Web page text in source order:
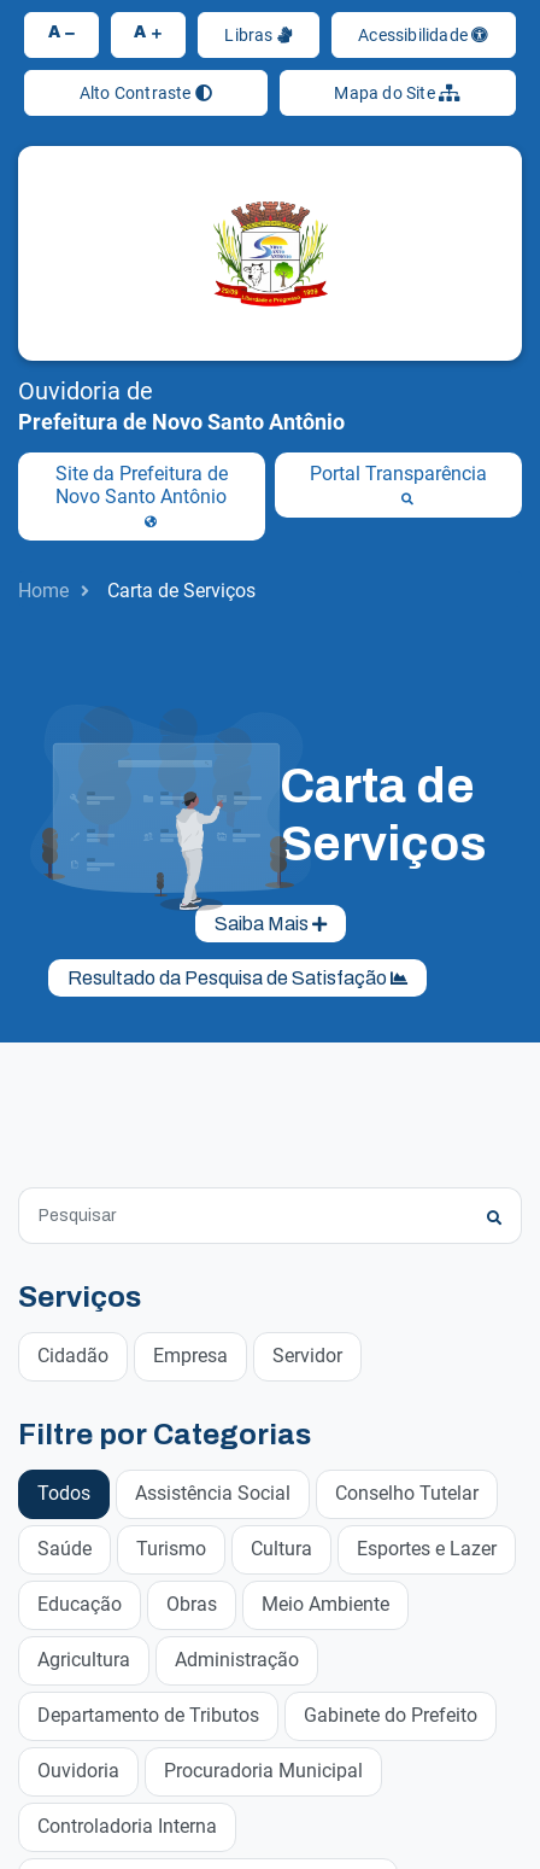
A A Libras Acessibilidade
Alto Contraste Mapa do Site
Ouvidoria de
Prefeitura de Novo Santo Antônio
Site da Prefeitura de
Novo Santo Antônio
Portal Transparência
Home Carta de Serviços
Carta de
Serviços
Saiba Mais
Resultado da Pesquisa de Satisfação
Serviços
Cidadão Empresa Servidor
Filtre por Categorias
Todos Assistência Social Conselho Tutelar
Saúde Turismo Cultura Esportes e Lazer
Educação Obras Meio Ambiente
Agricultura Administração
Departamento de Tributos Gabinete do Prefeito
Ouvidoria Procuradoria Municipal
Controladoria Interna